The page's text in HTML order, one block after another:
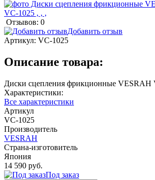
Отзывов: 0
Добавить отзыв
Артикул: VC-1025
Описание товара:
Диски сцепления фрикционные VESRAH
Характеристики:
Все характеристики
Артикул
VC-1025
Производитель
VESRAH
Страна-изготовитель
Япония
14 590 руб.
Под заказ